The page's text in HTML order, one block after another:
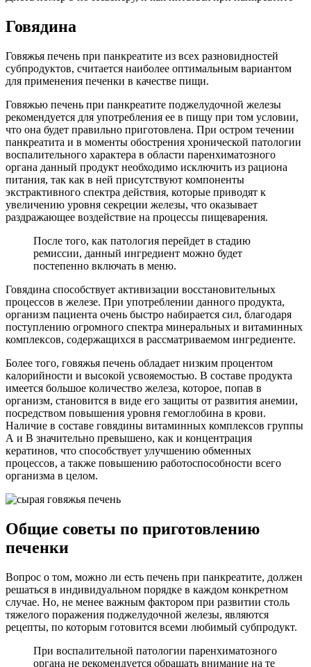
Говядина
Говяжья печень при панкреатите из всех разновидностей
субпродуктов, считается наиболее оптимальным вариантом
для применения печенки в качестве пищи.
Говяжью печень при панкреатите поджелудочной железы
рекомендуется для употребления ее в пищу при том условии,
что она будет правильно приготовлена. При остром течении
панкреатита и в моменты обострения хронической патологии
воспалительного характера в области паренхиматозного
органа данный продукт необходимо исключить из рациона
питания, так как в ней присутствуют компоненты
экстрактивного спектра действия, которые приводят к
увеличению уровня секреции железы, что оказывает
раздражающее воздействие на процессы пищеварения.
После того, как патология перейдет в стадию
ремиссии, данный ингредиент можно будет
постепенно включать в меню.
Говядина способствует активизации восстановительных
процессов в железе. При употреблении данного продукта,
организм пациента очень быстро набирается сил, благодаря
поступлению огромного спектра минеральных и витаминных
комплексов, содержащихся в рассматриваемом ингредиенте.
Более того, говяжья печень обладает низким процентом
калорийности и высокой усвояемостью. В составе продукта
имеется большое количество железа, которое, попав в
организм, становится в виде его защиты от развития анемии,
посредством повышения уровня гемоглобина в крови.
Наличие в составе говядины витаминных комплексов группы
А и В значительно превышено, как и концентрация
кератинов, что способствует улучшению обменных
процессов, а также повышению работоспособности всего
организма в целом.
Общие советы по приготовлению
печенки
Вопрос о том, можно ли есть печень при панкреатите, должен
решаться в индивидуальном порядке в каждом конкретном
случае. Но, не менее важным фактором при развитии столь
тяжелого поражения поджелудочной железы, являются
рецепты, по которым готовится всеми любимый субпродукт.
При воспалительной патологии паренхиматозного
органа не рекомендуется обращать внимание на те